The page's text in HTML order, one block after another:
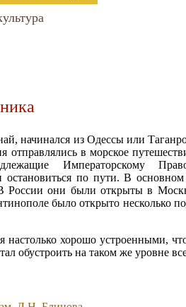
начинался из Одессы или
отправлялись в морское
Императорскому
остановиться по пути. В
России они были открыты в
было открыто несколько
хорошо устроенными,
обустроить на таком же уровне